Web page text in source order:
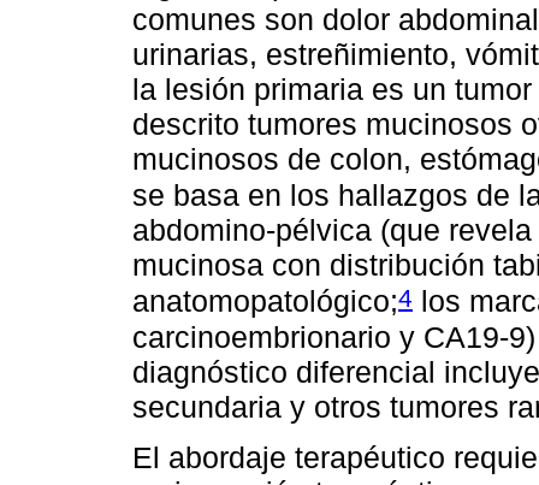
comunes son dolor
urinarias, estreñimiento,
la lesión primaria es un
descrito tumores mucinosos
mucinosos de colon,
se basa en los hallazgos de
abdomino-pélvica (que
mucinosa con distribución
anatomopatológico;4 los
carcinoembrionario y CA19-
diagnóstico diferencial
secundaria y otros tumores
El abordaje terapéutico